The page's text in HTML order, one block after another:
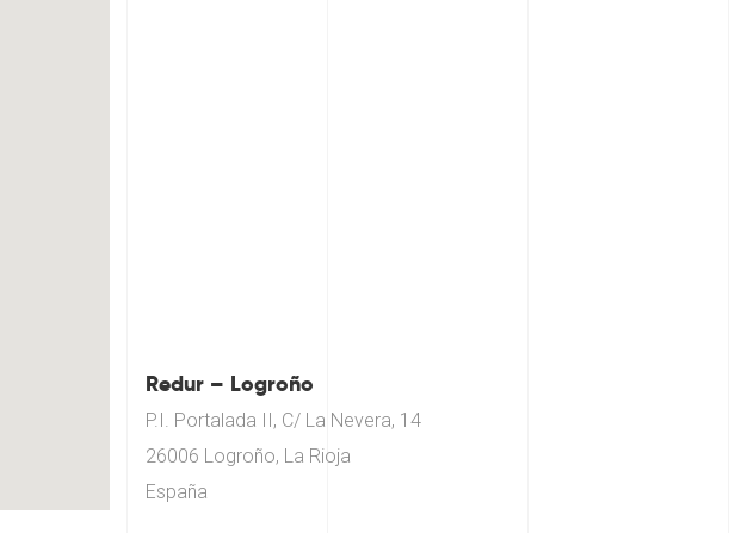
Redur – Logroño
P.I. Portalada II, C/ La Nevera, 14
26006 Logroño, La Rioja
España